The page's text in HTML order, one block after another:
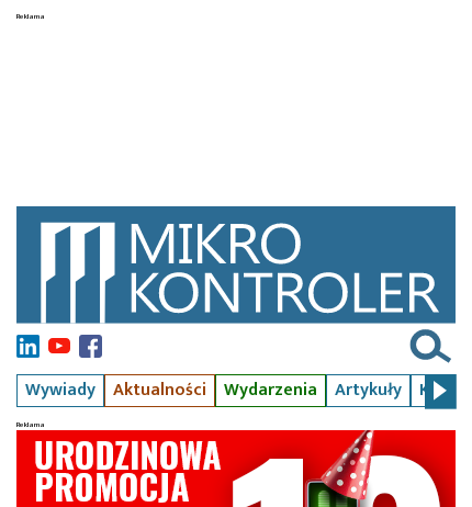
Wywiady Aktualności Wydarzenia Artykuły Kursy